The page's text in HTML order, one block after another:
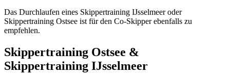
Das Durchlaufen eines Skippertraining IJsselmeer oder
Skippertraining Ostsee ist für den Co-Skipper ebenfalls zu
empfehlen.
Skippertraining Ostsee &
Skippertraining IJsselmeer